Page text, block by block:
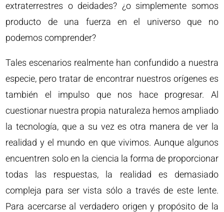
extraterrestres o deidades? ¿o simplemente somos
producto de una fuerza en el universo que no
podemos comprender?
Tales escenarios realmente han confundido a nuestra
especie, pero tratar de encontrar nuestros orígenes es
también el impulso que nos hace progresar. Al
cuestionar nuestra propia naturaleza hemos ampliado
la tecnología, que a su vez es otra manera de ver la
realidad y el mundo en que vivimos. Aunque algunos
encuentren solo en la ciencia la forma de proporcionar
todas las respuestas, la realidad es demasiado
compleja para ser vista sólo a través de este lente.
Para acercarse al verdadero origen y propósito de la